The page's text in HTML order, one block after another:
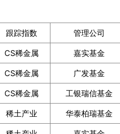
跟踪指数 管理公司
CS稀金属 嘉实基金
CS稀金属 广发基金
CS稀金属 工银瑞信基金
稀土产业 华泰柏瑞基金